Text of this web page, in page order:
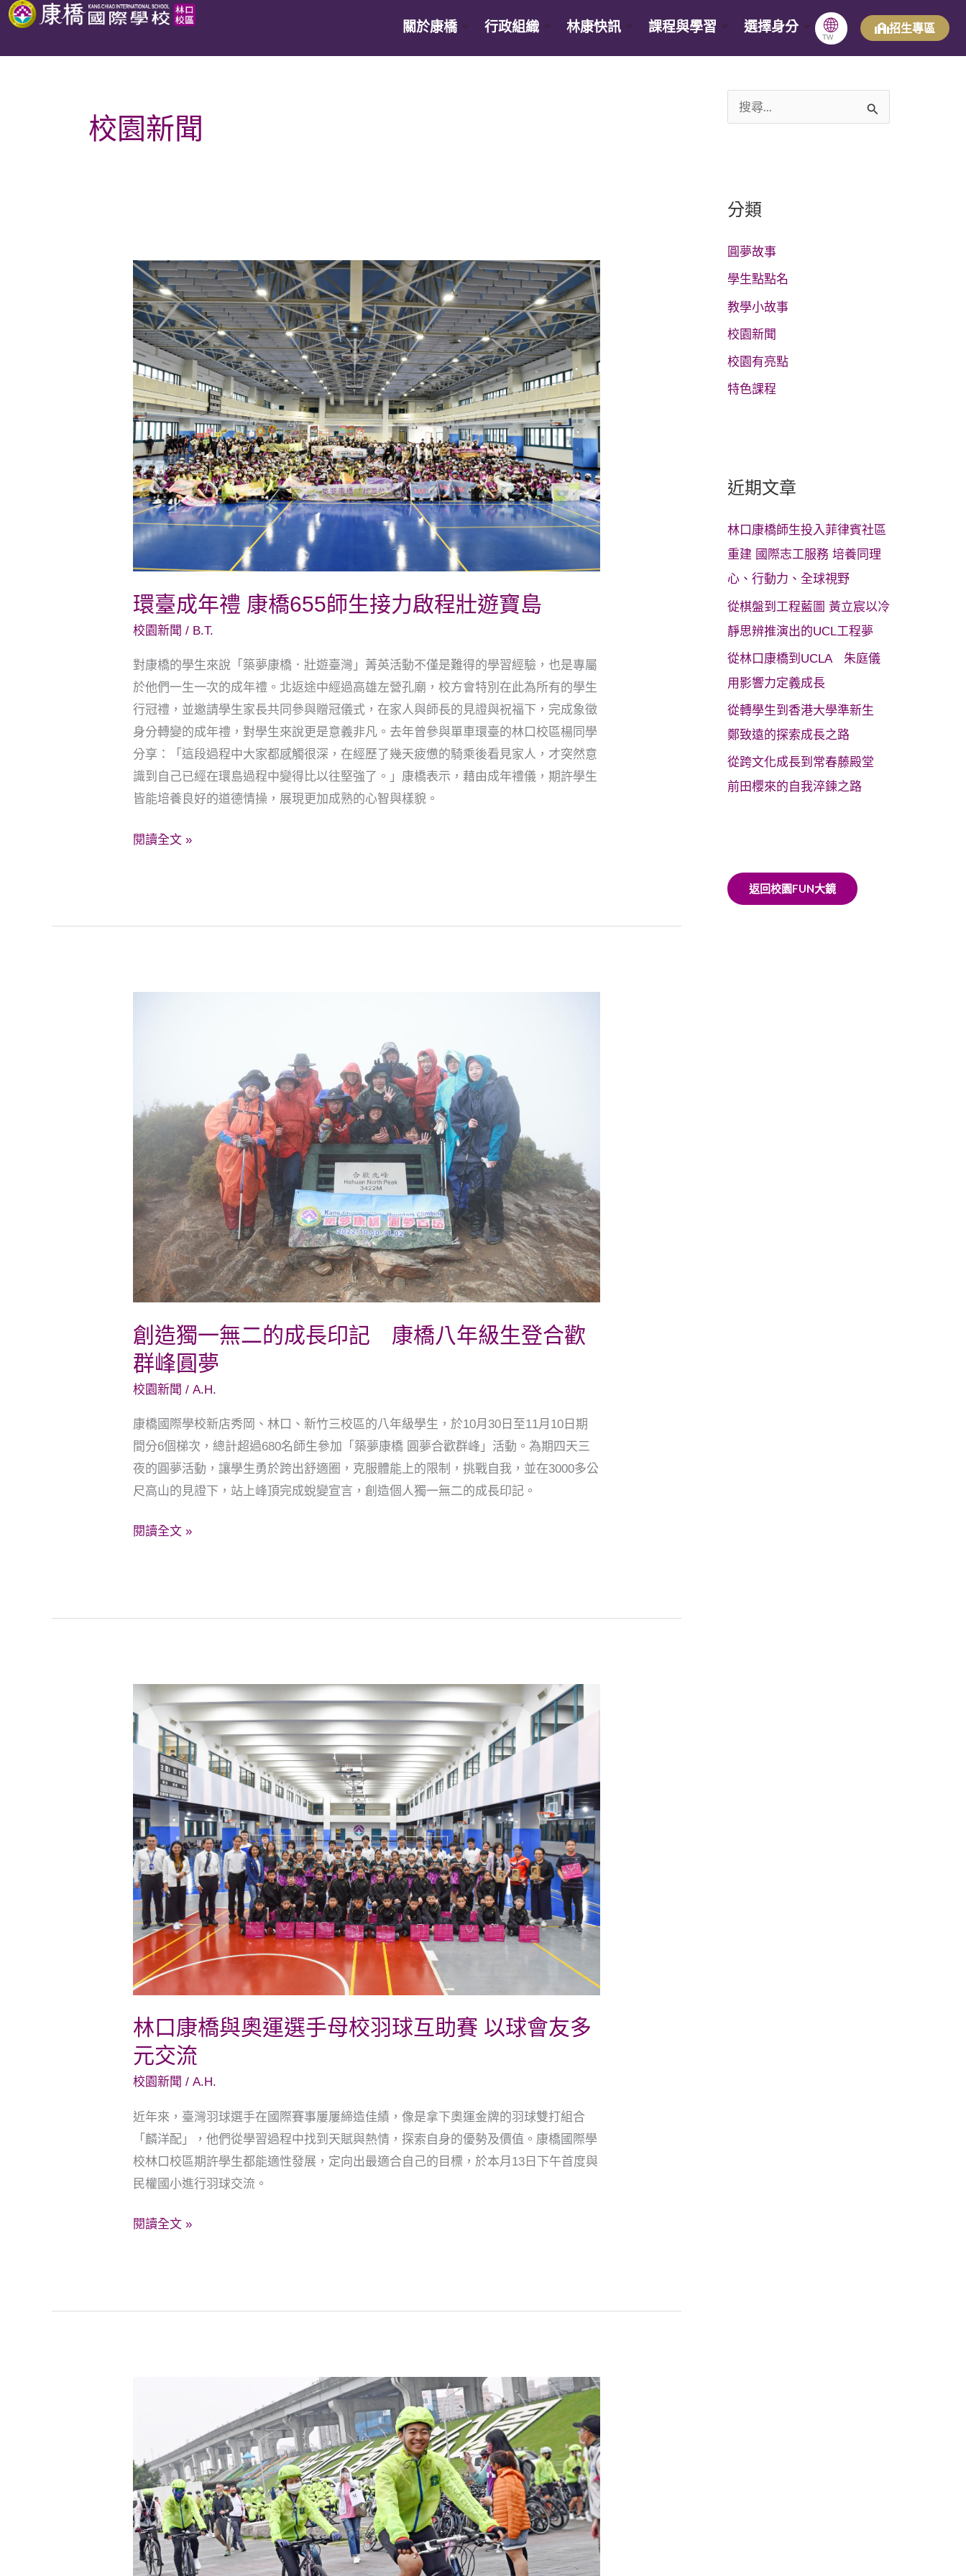
跳
主
關於康橋 行政組織 林康快訊 課程與學習 選擇身分 🌐
TW
招生專區
校園新聞
環臺成年禮 康橋655師生接力啟程壯遊寶島
校園新聞 / B.T.
對康橋的學生來說「築夢康橋．壯遊臺灣」菁英活動不僅是難得的學習經驗，也是專屬
於他們一生一次的成年禮。北返途中經過高雄左營孔廟，校方會特別在此為所有的學生
行冠禮，並邀請學生家長共同參與贈冠儀式，在家人與師長的見證與祝福下，完成象徵
身分轉變的成年禮，對學生來說更是意義非凡。去年曾參與單車環臺的林口校區楊同學
分享：「這段過程中大家都感觸很深，在經歷了幾天疲憊的騎乘後看見家人，才突然意
識到自己已經在環島過程中變得比以往堅強了。」康橋表示，藉由成年禮儀，期許學生
皆能培養良好的道德情操，展現更加成熟的心智與樣貌。
環
臺
成
年
禮
橋
655
師
生
接
力
啟
遊
寶
閱讀全文 »
創造獨一無二的成長印記 康橋八年級生登合歡
群峰圓夢
校園新聞 /A.H.
康橋國際學校新店秀岡、林口、新竹三校區的八年級學生，於10月30日至11月10日期
間分6個梯次，總計超過680名師生參加「築夢康橋 圓夢合歡群峰」活動。為期四天三
夜的圓夢活動，讓學生勇於跨出舒適圈，克服體能上的限制，挑戰自我，並在3000多公
尺高山的見證下，站上峰頂完成蛻變宣言，創造個人獨一無二的成長印記。
二
長
印
記
康
八
級
生
登
歡
群
峰
圓
閱讀全文 »
林口康橋與奧運選手母校羽球互助賽 以球會友多
元交流
校園新聞 /A.H.
近年來，臺灣羽球選手在國際賽事屢屢締造佳績，像是拿下奧運金牌的羽球雙打組合
「麟洋配」，他們從學習過程中找到天賦與熱情，探索自身的優勢及價值。康橋國際學
校林口校區期許學生都能適性發展，定向出最適合自己的目標，於本月13日下午首度與
民權國小進行羽球交流。
口
康
奧
運
選
手
母
校
羽
球
互
賽
以
球
友
多
元
交
閱讀全文 »
看
見
台
灣
林
字
分類
圓夢故事
學生點點名
教學小故事
校園新聞
校園有亮點
特色課程
近期文章
林口康橋師生投入菲律賓社區
重建 國際志工服務 培養同理
心、行動力、全球視野
從棋盤到工程藍圖 黃立宸以冷
靜思辨推演出的UCL工程夢
從林口康橋到UCLA 朱庭儀
用影響力定義成長
從轉學生到香港大學準新生
鄭致遠的探索成長之路
從跨文化成長到常春藤殿堂
前田櫻來的自我淬鍊之路
返回校園FUN大鏡